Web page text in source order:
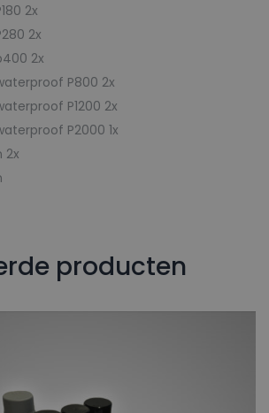
2x
2x
2x
P800 2x
P1200 2x
P2000 1x
2x
producten